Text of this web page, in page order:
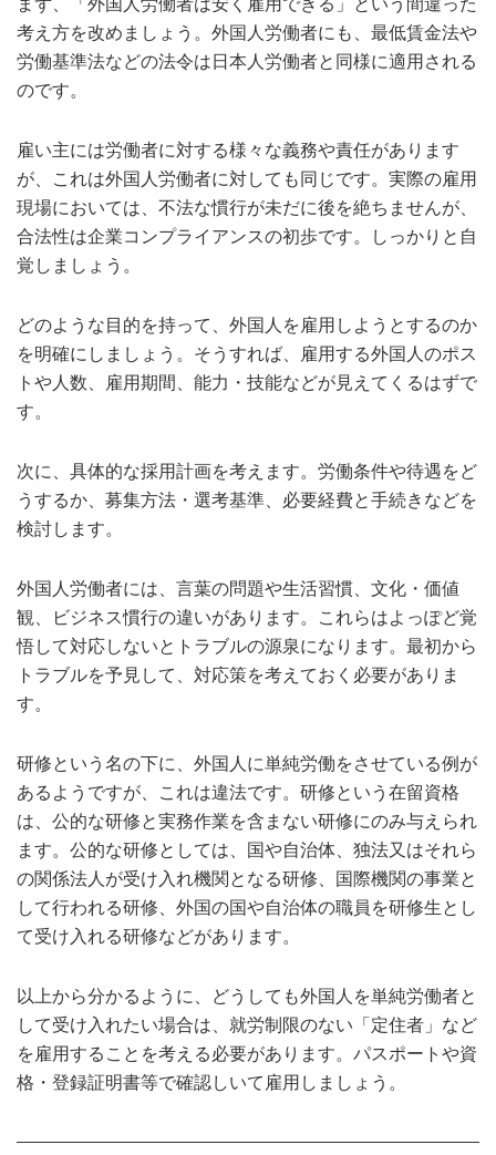
考え方を改めましょう。外国人労働者にも、最低賃金法や
労働基準法などの法令は日本人労働者と同様に適用される
のです。
雇い主には労働者に対する様々な義務や責任があります
が、これは外国人労働者に対しても同じです。実際の雇用
現場においては、不法な慣行が未だに後を絶ちませんが、
合法性は企業コンプライアンスの初歩です。しっかりと自
覚しましょう。
どのような目的を持って、外国人を雇用しようとするのか
を明確にしましょう。そうすれば、雇用する外国人のポス
トや人数、雇用期間、能力・技能などが見えてくるはずで
す。
次に、具体的な採用計画を考えます。労働条件や待遇をど
うするか、募集方法・選考基準、必要経費と手続きなどを
検討します。
外国人労働者には、言葉の問題や生活習慣、文化・価値
観、ビジネス慣行の違いがあります。これらはよっぽど覚
悟して対応しないとトラブルの源泉になります。最初から
トラブルを予見して、対応策を考えておく必要がありま
す。
研修という名の下に、外国人に単純労働をさせている例が
あるようですが、これは違法です。研修という在留資格
は、公的な研修と実務作業を含まない研修にのみ与えられ
ます。公的な研修としては、国や自治体、独法又はそれら
の関係法人が受け入れ機関となる研修、国際機関の事業と
して行われる研修、外国の国や自治体の職員を研修生とし
て受け入れる研修などがあります。
以上から分かるように、どうしても外国人を単純労働者と
して受け入れたい場合は、就労制限のない「定住者」など
を雇用することを考える必要があります。パスポートや資
格・登録証明書等で確認しいて雇用しましょう。